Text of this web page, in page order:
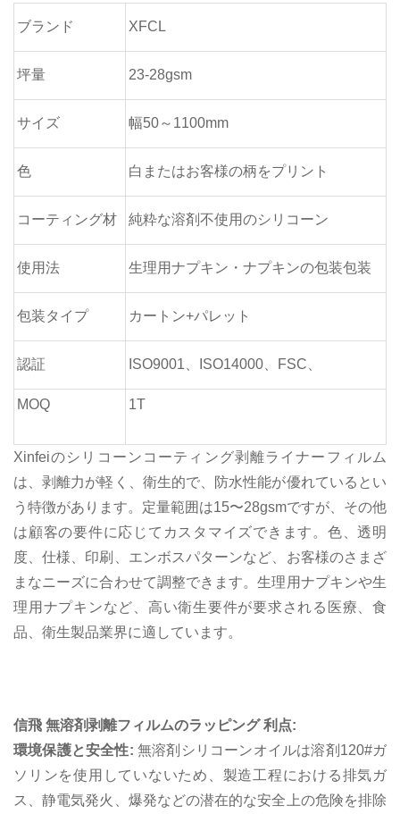
ブランド XFCL
坪量 23-28gsm
サイズ 幅50～1100mm
色 白またはお客様の柄をプリント
コーティング材 純粋な溶剤不使用のシリコーン
使用法 生理用ナプキン・ナプキンの包装包装
包装タイプ カートン+パレット
認証 ISO9001、ISO14000、FSC、
MOQ 1T
Xinfeiのシリコーンコーティング剥離ライナーフィルム
は、剥離力が軽く、衛生的で、防水性能が優れているとい
う特徴があります。定量範囲は15〜28gsmですが、その他
は顧客の要件に応じてカスタマイズできます。色、透明
度、仕様、印刷、エンボスパターンなど、お客様のさまざ
まなニーズに合わせて調整できます。生理用ナプキンや生
理用ナプキンなど、高い衛生要件が要求される医療、食
品、衛生製品業界に適しています。
信飛 無溶剤剥離フィルムのラッピング利点:
環境保護と安全性: 無溶剤シリコーンオイルは溶剤120#ガ
ソリンを使用していないため、製造工程における排気ガ
ス、静電気発火、爆発などの潜在的な安全上の危険を排除